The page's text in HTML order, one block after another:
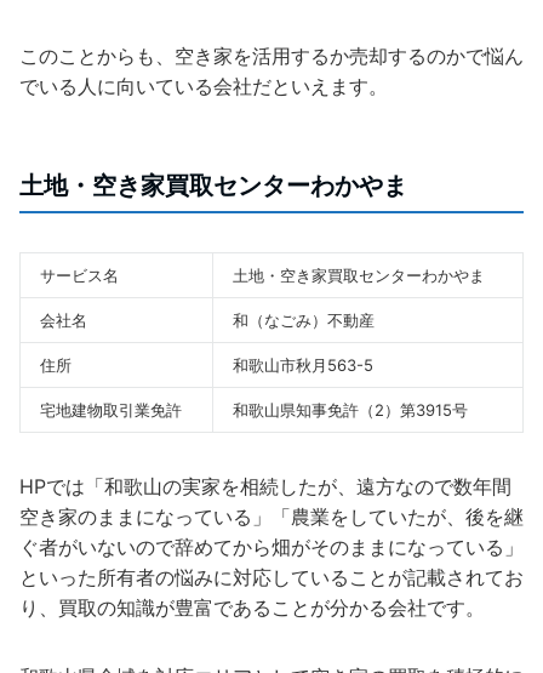
このことからも、空き家を活用するか売却するのかで悩ん
でいる人に向いている会社だといえます。
土地・空き家買取センターわかやま
サービス名 土地・空き家買取センターわかやま
会社名 和（なごみ）不動産
住所 和歌山市秋月563-5
宅地建物取引業免許 和歌山県知事免許（2）第3915号
HPでは「和歌山の実家を相続したが、遠方なので数年間
空き家のままになっている」「農業をしていたが、後を継
ぐ者がいないので辞めてから畑がそのままになっている」
といった所有者の悩みに対応していることが記載されてお
り、買取の知識が豊富であることが分かる会社です。